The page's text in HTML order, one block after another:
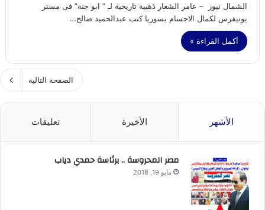
الشمال نيوز – عامر الشعار ذهبية تاريخية لـ ” ابو جنة” فى مستر
يونيفرس لكمال الاجسام بسوريا كتب عبدالحميد صالح…
أكمل القراءة »
الصفحة التالية
الأشهر الأخيرة تعليقات
مصر المحروسة .. برئاسة حمدي دياب
مايو 19, 2018